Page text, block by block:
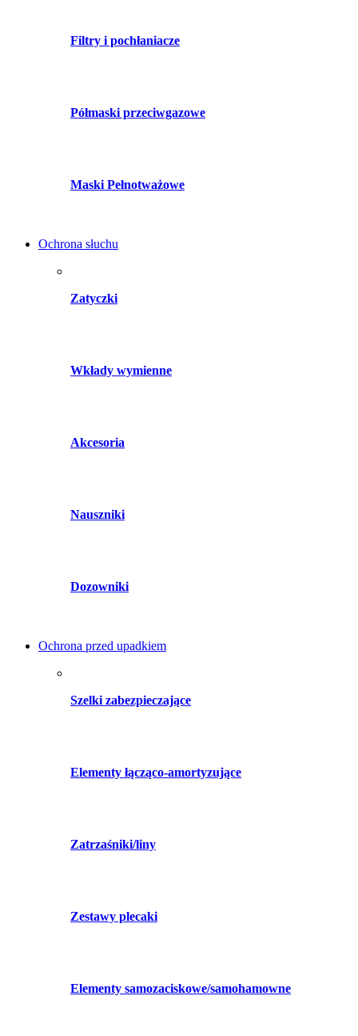
Filtry i pochłaniacze
Półmaski przeciwgazowe
Maski Pełnotważowe
Ochrona słuchu
Zatyczki
Wkłady wymienne
Akcesoria
Nauszniki
Dozowniki
Ochrona przed upadkiem
Szelki zabezpieczające
Elementy łącząco-amortyzujące
Zatrzaśniki/liny
Zestawy plecaki
Elementy samozaciskowe/samohamowne